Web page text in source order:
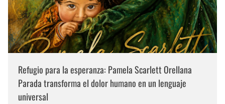
Refugio para la esperanza: Pamela Scarlett Orellana
Parada transforma el dolor humano en un lenguaje
universal